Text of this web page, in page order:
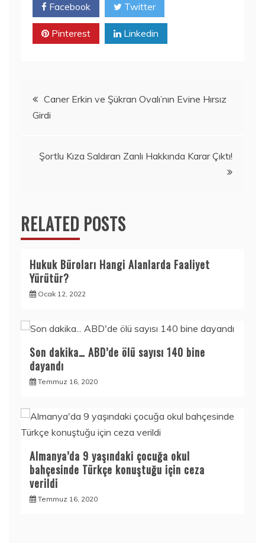
Facebook Twitter
Pinterest Linkedin
Yazı
gezinmesi
Caner Erkin ve Şükran Ovalı’nın Evine Hırsız
Girdi
Şortlu Kıza Saldıran Zanlı Hakkında Karar Çıktı!
RELATED POSTS
Hukuk Büroları Hangi Alanlarda Faaliyet
Yürütür?
Ocak 12, 2022
Son dakika… ABD’de ölü sayısı 140 bine
dayandı
Temmuz 16, 2020
Almanya’da 9 yaşındaki çocuğa okul
bahçesinde Türkçe konuştuğu için ceza
verildi
Temmuz 16, 2020